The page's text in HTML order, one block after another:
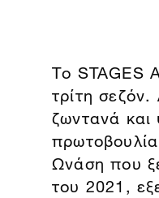
Το STAGES
τρίτη
ζωντανά
Ωνάση που
του 2021,